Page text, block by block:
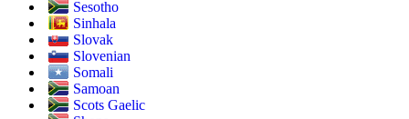
Sesotho
Sinhala
Slovak
Slovenian
Somali
Samoan
Scots Gaelic